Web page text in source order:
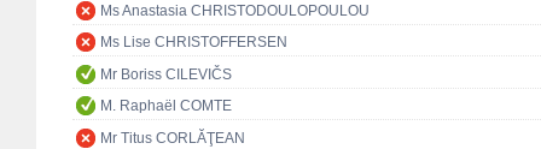
Ms Anastasia CHRISTODOULOPOULOU
Ms Lise CHRISTOFFERSEN
Mr Boriss CILEVIČS
M. Raphaël COMTE
Mr Titus CORLĂŢEAN